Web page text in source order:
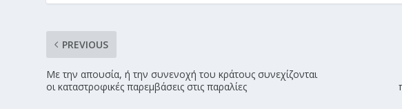
PREVIOUS
Με την απουσία, ή την συνενοχή του κράτους συνεχίζονται
οι καταστροφικές παρεμβάσεις στις παραλίες